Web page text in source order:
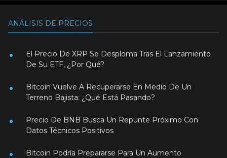
ANÁLISIS DE PRECIOS
El Precio De XRP Se Desploma Tras El Lanzamiento
De Su ETF, ¿Por Qué?
Bitcoin Vuelve A Recuperarse En Medio De Un
Terreno Bajista: ¿Qué Está Pasando?
Precio De BNB Busca Un Repunte Próximo Con
Datos Técnicos Positivos
Bitcoin Podría Prepararse Para Un Aumento